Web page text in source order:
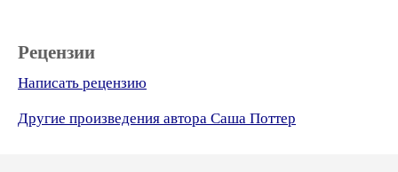
Рецензии
Написать рецензию
Другие произведения автора Саша Поттер